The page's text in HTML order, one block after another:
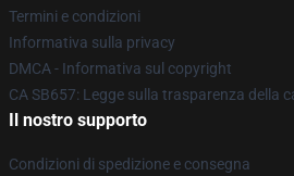
Termini e condizioni
Informativa sulla privacy
DMCA - Informativa sul copyright
CA SB657: Legge sulla trasparenza della
Il nostro supporto
Condizioni di spedizione e consegna